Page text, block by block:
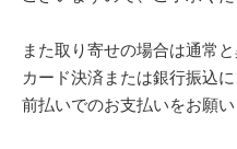
また取り寄せの場合は通常と
カード決済または銀行振込に
前払いでのお支払いをお願い